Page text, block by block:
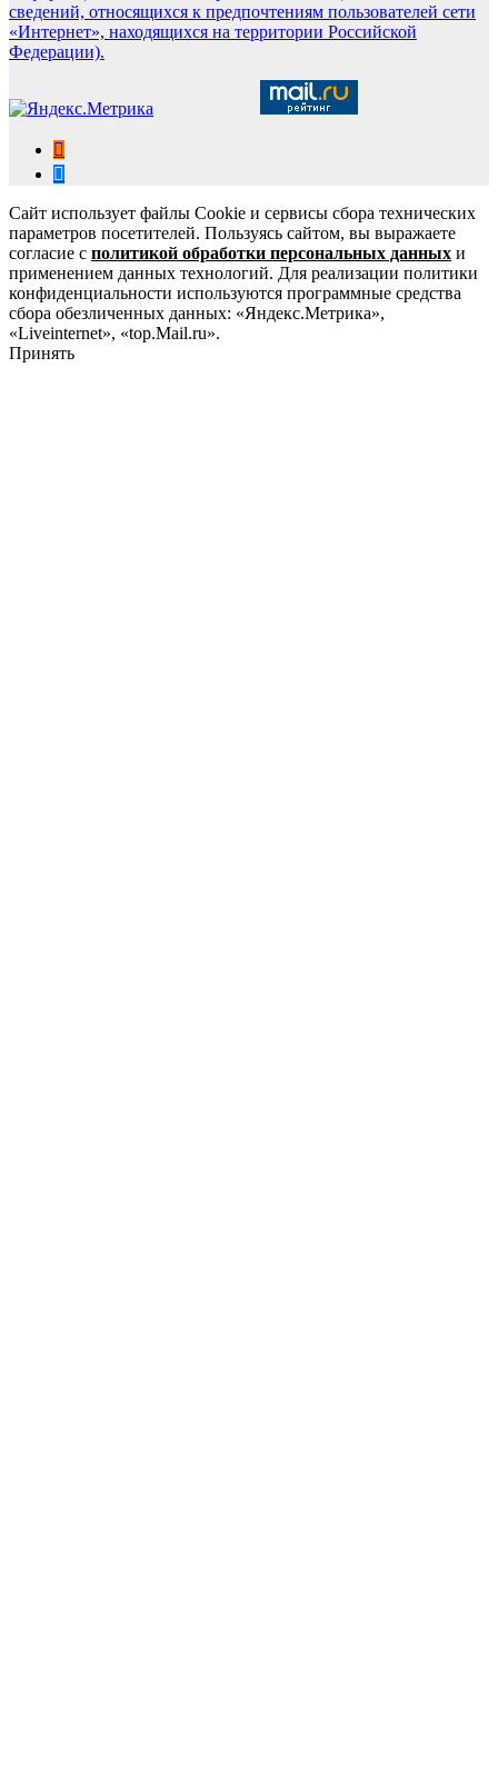
сведений, относящихся к предпочтениям пользователей сети
«Интернет», находящихся на территории Российской
Федерации).
Сайт использует файлы Cookie и сервисы сбора технических
параметров посетителей. Пользуясь сайтом, вы выражаете
согласие с политикой обработки персональных данных и
применением данных технологий. Для реализации политики
конфиденциальности используются программные средства
сбора обезличенных данных: «Яндекс.Метрика»,
«Liveinternet», «top.Mail.ru».
Принять